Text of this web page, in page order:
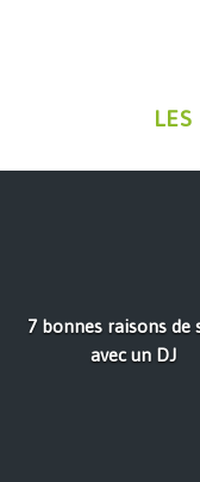
7 bonnes raisons de
avec un DJ